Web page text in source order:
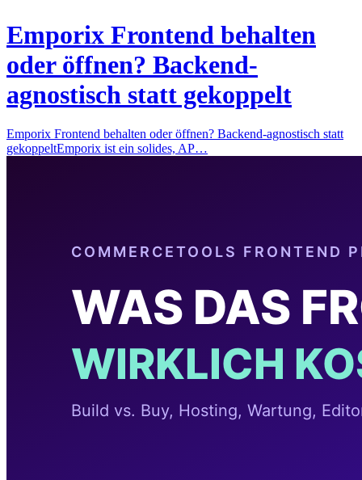
Emporix Frontend behalten
oder öffnen? Backend-
agnostisch statt gekoppelt
Emporix Frontend behalten oder öffnen? Backend-agnostisch statt
gekoppeltEmporix ist ein solides, AP…